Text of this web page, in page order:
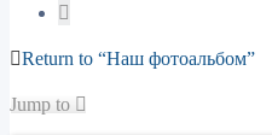
Return to “Наш фотоальбом”
Jump to